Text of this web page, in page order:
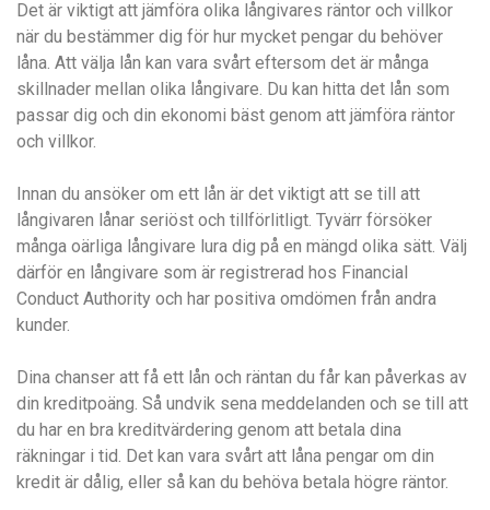
Det är viktigt att jämföra olika långivares räntor och villkor
när du bestämmer dig för hur mycket pengar du behöver
låna. Att välja lån kan vara svårt eftersom det är många
skillnader mellan olika långivare. Du kan hitta det lån som
passar dig och din ekonomi bäst genom att jämföra räntor
och villkor.
Innan du ansöker om ett lån är det viktigt att se till att
långivaren lånar seriöst och tillförlitligt. Tyvärr försöker
många oärliga långivare lura dig på en mängd olika sätt. Välj
därför en långivare som är registrerad hos Financial
Conduct Authority och har positiva omdömen från andra
kunder.
Dina chanser att få ett lån och räntan du får kan påverkas av
din kreditpoäng. Så undvik sena meddelanden och se till att
du har en bra kreditvärdering genom att betala dina
räkningar i tid. Det kan vara svårt att låna pengar om din
kredit är dålig, eller så kan du behöva betala högre räntor.